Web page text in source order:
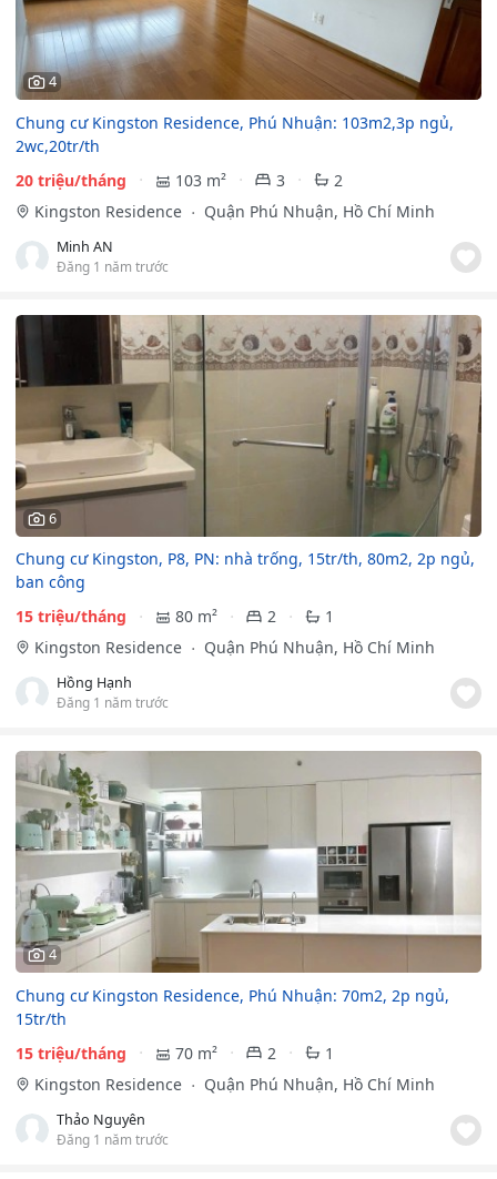
4
Chung cư Kingston Residence, Phú Nhuận: 103m2,3p ngủ,
2wc,20tr/th
20 triệu/tháng
103 m² 3
2
Kingston Residence
Quận Phú Nhuận, Hồ Chí Minh
Minh AN
Đăng 1 năm trước
6
Chung cư Kingston, P8, PN: nhà trống, 15tr/th, 80m2, 2p ngủ,
ban công
15 triệu/tháng
80 m² 2
1
Kingston Residence
Quận Phú Nhuận, Hồ Chí Minh
Hồng Hạnh
Đăng 1 năm trước
4
Chung cư Kingston Residence, Phú Nhuận: 70m2, 2p ngủ,
15tr/th
15 triệu/tháng
70 m² 2
1
Kingston Residence
Quận Phú Nhuận, Hồ Chí Minh
Thảo Nguyên
Đăng 1 năm trước